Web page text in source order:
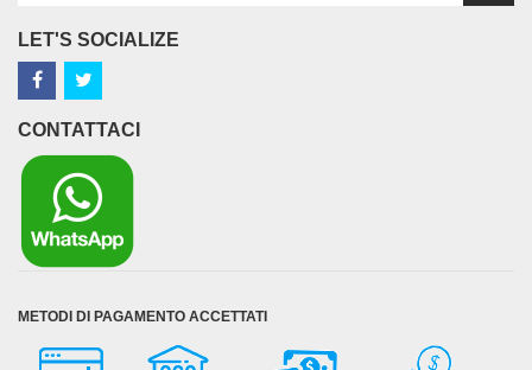
LET'S SOCIALIZE
CONTATTACI
METODI DI PAGAMENTO ACCETTATI